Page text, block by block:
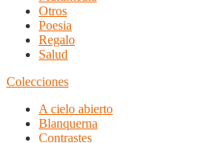
Otros
Poesia
Regalo
Salud
Colecciones
A cielo abierto
Blanquerna
Contrastes